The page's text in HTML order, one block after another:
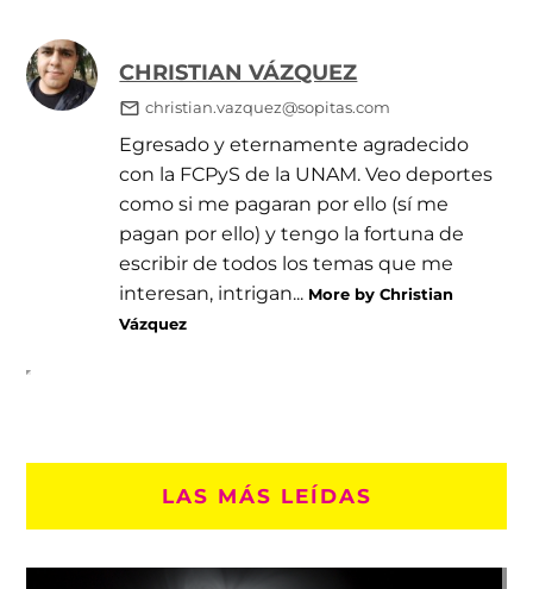
CHRISTIAN VÁZQUEZ
christian.vazquez@sopitas.com
Egresado y eternamente agradecido
con la FCPyS de la UNAM. Veo deportes
como si me pagaran por ello (sí me
pagan por ello) y tengo la fortuna de
escribir de todos los temas que me
interesan, intrigan... More by Christian
Vázquez
LAS MÁS LEÍDAS